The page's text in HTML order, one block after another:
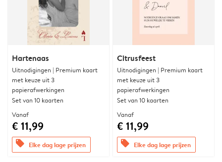
Hartenaas
Uitnodigingen | Premium kaart
met keuze uit 3
papierafwerkingen
Set van 10 kaarten
Vanaf
€ 11,99
offers Elke dag lage prijzen
Citrusfeest
Uitnodigingen | Premium kaart
met keuze uit 3
papierafwerkingen
Set van 10 kaarten
Vanaf
€ 11,99
offers Elke dag lage prijzen